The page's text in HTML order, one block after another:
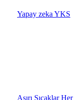
Yapay zeka YKS
Aşırı Sıcaklar Her